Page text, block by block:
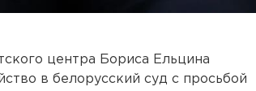
центра Бориса Ельцина
в белорусский суд с просьбой